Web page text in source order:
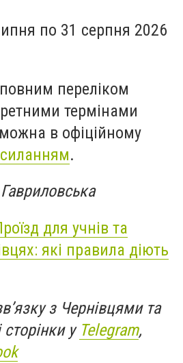
по 31 серпня 2026
переліком
термінами
можна в офіційному
.
для учнів та
які правила діють
з Чернівцями та
у Telegram,